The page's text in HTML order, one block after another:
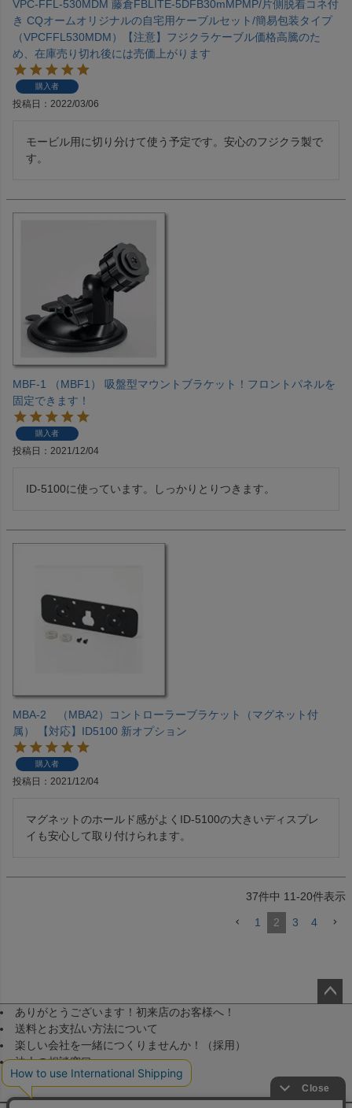
VPC-FFL-530MDM 藤倉FBLITE-5DFB30mMPMP/片側脱着コネ付
き CQオームオリジナルの自宅用ケーブルセット/簡易包装タイプ
（VPCFFL530MDM）【注意】フジクラケーブル価格高騰のた
め、在庫売り切れ後には売価上がります
購入者
投稿日 2022/03/06
モービル用に切り分けて使う予定です。安心のフジクラ製で
す。
MBF-1 （MBF1） 吸盤型マウントブラケット！フロントパネルを
固定できます！
購入者
投稿日 2021/12/04
ID-5100に使っています。しっかりとりつきます。
MBA-2 （MBA2）コントローラーブラケット（マグネット付
属） 【対応】ID5100 新オプション
購入者
投稿日 2021/12/04
マグネットのホールド感がよくID-5100の大きいディスプレ
イも安心して取り付けられます。
37件中 11-20件表示
1 2 3 4
ありがとうございます！初来店のお客様へ！
送料とお支払い方法について
楽しい会社を一緒につくりませんか！（採用）
法人の相談窓口